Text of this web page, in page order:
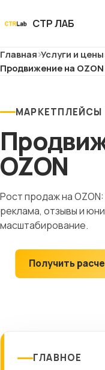
СТР ЛАБ
Услуги и цены
Отзывы
Глоссарий
История
ГОРОД
Главная Услуги и
Продвижение на OZON
МАРКЕТПЛЕЙСЫ
OZON
Рост продаж на
реклама, отзывы и
масштабирование.
Получить
ГЛАВНОЕ